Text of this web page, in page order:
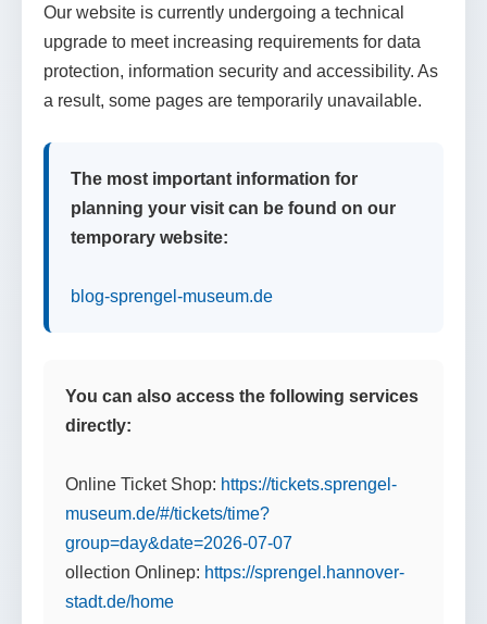
Our website is currently undergoing a technical
upgrade to meet increasing requirements for data
protection, information security and accessibility. As
a result, some pages are temporarily unavailable.
The most important information for
planning your visit can be found on our
temporary website:
blog-sprengel-museum.de
You can also access the following services
directly:
Online Ticket Shop: https://tickets.sprengel-
museum.de/#/tickets/time?
group=day&date=2026-07-07
ollection Onlinep: https://sprengel.hannover-
stadt.de/home